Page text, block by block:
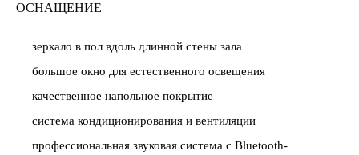
ОСНАЩЕНИЕ
зеркало в пол вдоль длинной стены зала
большое окно для естественного освещения
качественное напольное покрытие
система кондиционирования и вентиляции
профессиональная звуковая система с Bluetooth-